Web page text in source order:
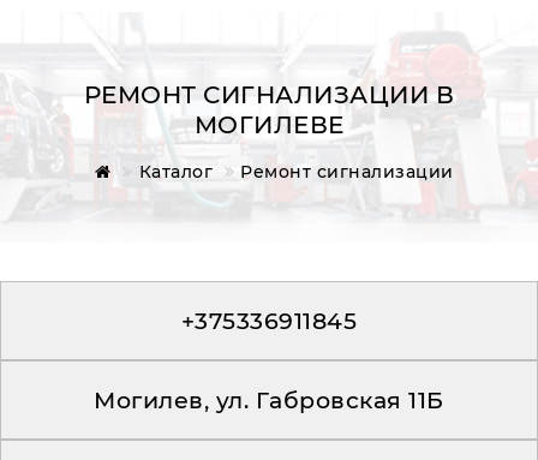
Главная
Обратная связь
РЕМОНТ СИГНАЛИЗАЦИИ В
МОГИЛЕВЕ
Каталог Ремонт сигнализации
+375336911845
Могилев, ул. Габровская 11Б